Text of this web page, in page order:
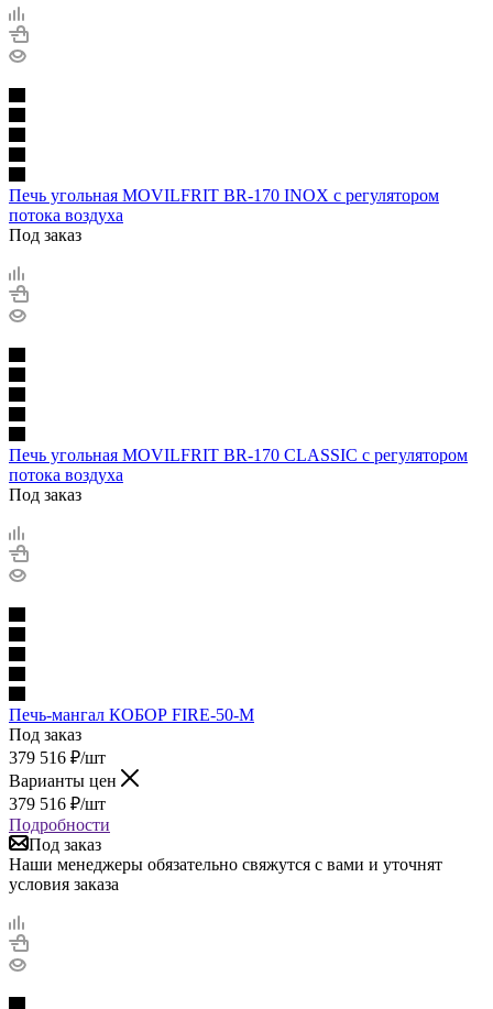
Печь угольная MOVILFRIT BR-170 INOX с регулятором
потока воздуха
Под заказ
Печь угольная MOVILFRIT BR-170 CLASSIC с регулятором
потока воздуха
Под заказ
Печь-мангал КОБОР FIRE-50-M
Под заказ
379 516 ₽/шт
Варианты цен
379 516 ₽/шт
Подробности
Под заказ
Наши менеджеры обязательно свяжутся с вами и уточнят
условия заказа